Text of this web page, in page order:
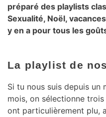
préparé des playlists
Sexualité, Noël,
y en a pour tous les
La playlist de
Si tu nous suis depuis un
mois, on sélectionne
ont particulièrement plu,